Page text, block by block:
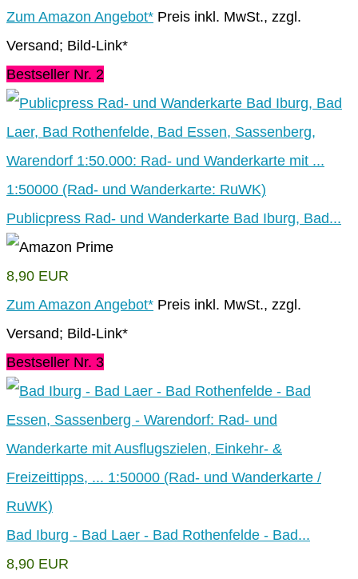
Zum Amazon Angebot* Preis inkl. MwSt., zzgl.
Versand; Bild-Link*
Bestseller Nr. 2
Publicpress Rad- und Wanderkarte Bad Iburg, Bad...
8,90 EUR
Zum Amazon Angebot* Preis inkl. MwSt., zzgl.
Versand; Bild-Link*
Bestseller Nr. 3
Bad Iburg - Bad Laer - Bad Rothenfelde - Bad...
8,90 EUR